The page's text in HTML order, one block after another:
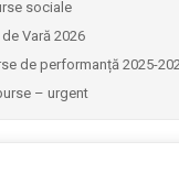
sociale
Vară 2026
de performanță 2025-
– urgent